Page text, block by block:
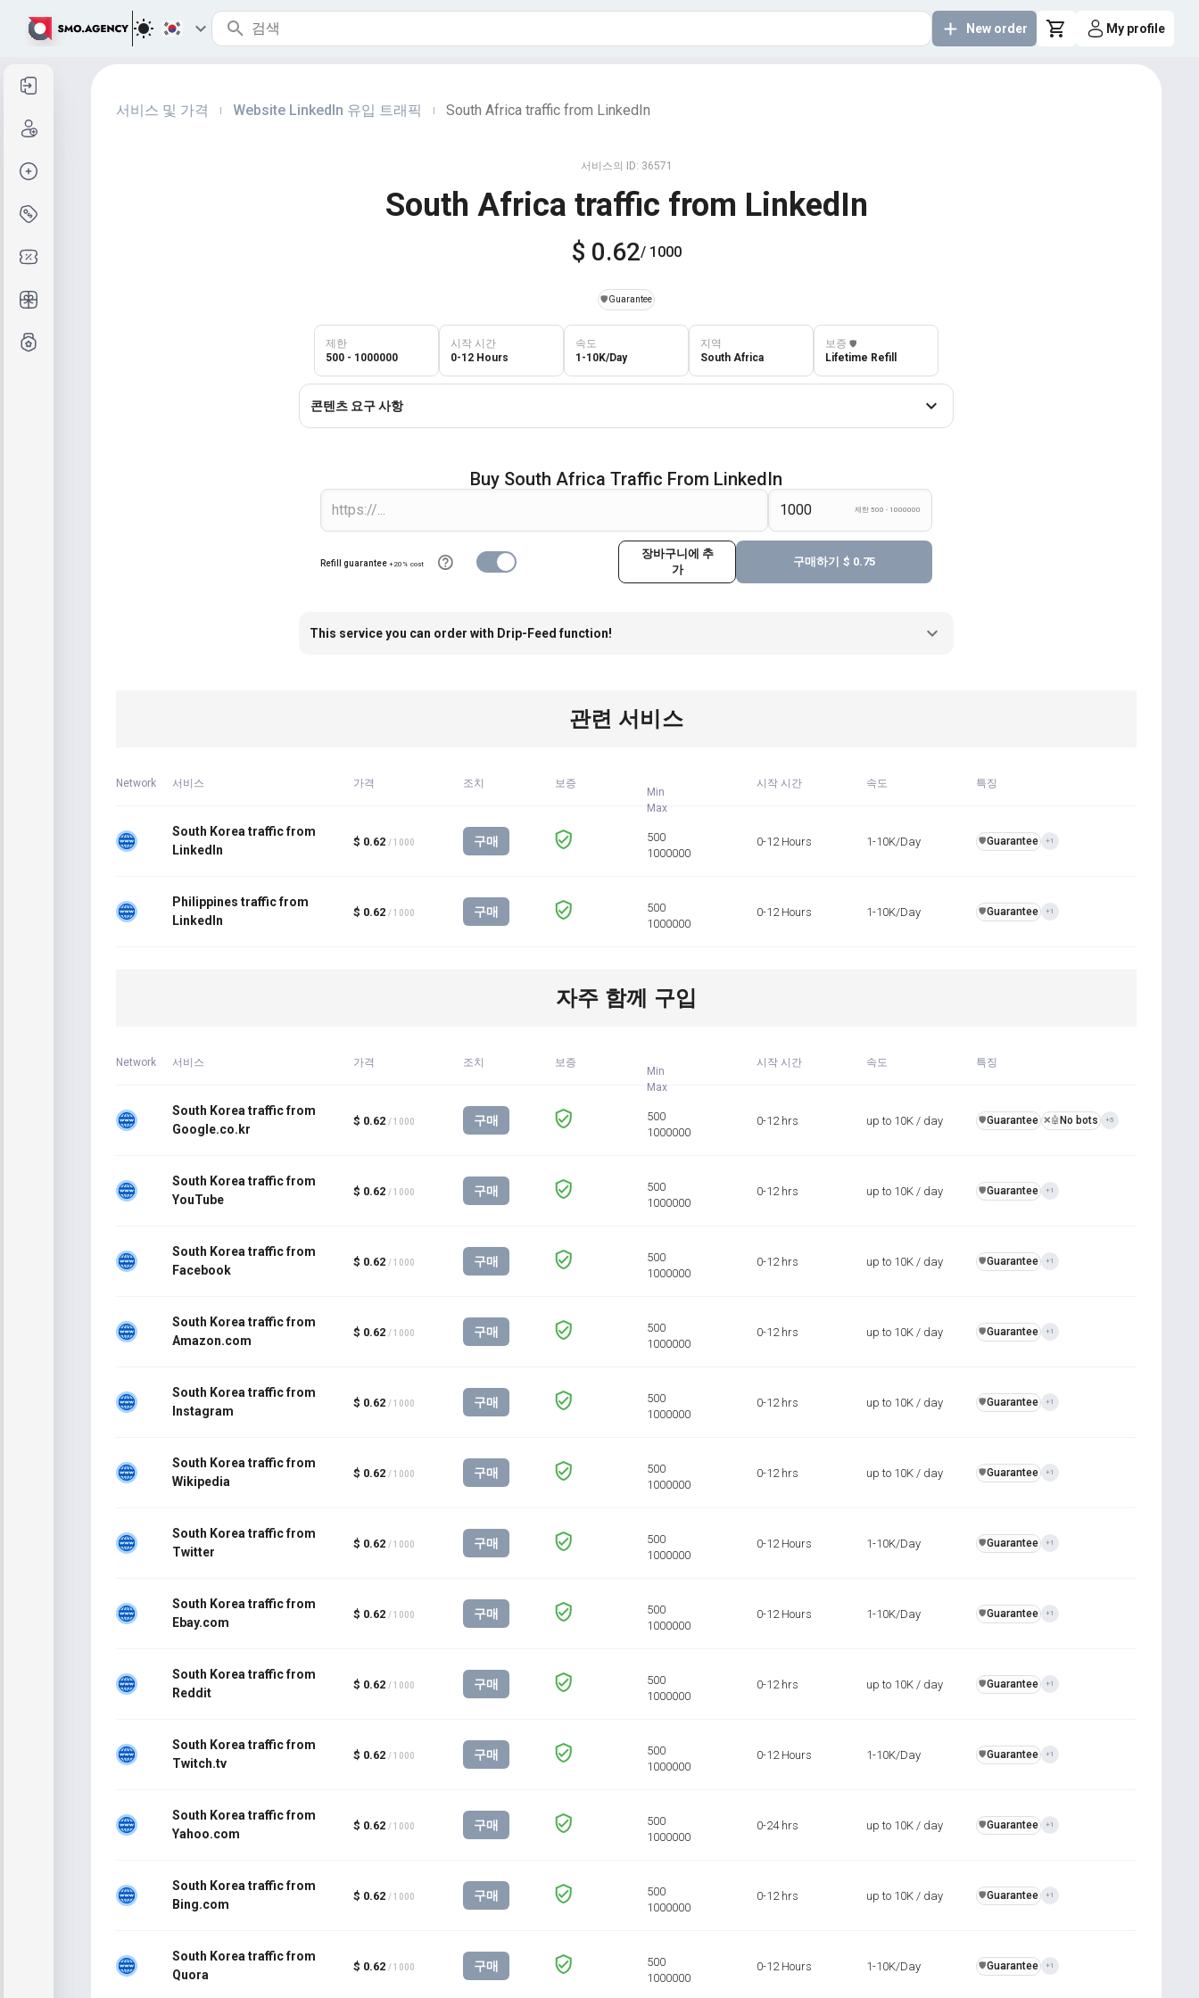
New order My profile
서비스 및 가격 Website LinkedIn 유입 트래픽 South Africa traffic from LinkedIn
서비스의 ID: 36571
South Africa traffic from LinkedIn
$ 0.62/ 1000
️🛡️Guarantee
제한
500 - 1000000
시작 시간
0-12 Hours
속도
1-10K/Day
지역
South Africa
보증 ️🛡️
Lifetime Refill
콘텐츠 요구 사항
Buy South Africa Traffic From LinkedIn
제한 500 - 1000000
Refill guarantee +20% cost
장바구니에 추
가
구매하기 $ 0.75
This service you can order with Drip-Feed function!
관련 서비스
Network 서비스 가격 조치 보증
Min
Max
시작 시간 속도 특징
South Korea traffic from
LinkedIn
$ 0.62 / 1000 구매
500
1000000
0-12 Hours 1-10K/Day ️🛡️Guarantee +1
Philippines traffic from
LinkedIn
$ 0.62 / 1000 구매
500
1000000
0-12 Hours 1-10K/Day ️🛡️Guarantee +1
자주 함께 구입
Network 서비스 가격 조치 보증
Min
Max
시작 시간 속도 특징
South Korea traffic from
Google.co.kr
$ 0.62 / 1000 구매
500
1000000
0-12 hrs up to 10K / day ️🛡️Guarantee ❌🤖 No bots +5
South Korea traffic from
YouTube
$ 0.62 / 1000 구매
500
1000000
0-12 hrs up to 10K / day ️🛡️Guarantee +1
South Korea traffic from
Facebook
$ 0.62 / 1000 구매
500
1000000
0-12 hrs up to 10K / day ️🛡️Guarantee +1
South Korea traffic from
Amazon.com
$ 0.62 / 1000 구매
500
1000000
0-12 hrs up to 10K / day ️🛡️Guarantee +1
South Korea traffic from
Instagram
$ 0.62 / 1000 구매
500
1000000
0-12 hrs up to 10K / day ️🛡️Guarantee +1
South Korea traffic from
Wikipedia
$ 0.62 / 1000 구매
500
1000000
0-12 hrs up to 10K / day ️🛡️Guarantee +1
South Korea traffic from
Twitter
$ 0.62 / 1000 구매
500
1000000
0-12 Hours 1-10K/Day ️🛡️Guarantee +1
South Korea traffic from
Ebay.com
$ 0.62 / 1000 구매
500
1000000
0-12 Hours 1-10K/Day ️🛡️Guarantee +1
South Korea traffic from
Reddit
$ 0.62 / 1000 구매
500
1000000
0-12 hrs up to 10K / day ️🛡️Guarantee +1
South Korea traffic from
Twitch.tv
$ 0.62 / 1000 구매
500
1000000
0-12 Hours 1-10K/Day ️🛡️Guarantee +1
South Korea traffic from
Yahoo.com
$ 0.62 / 1000 구매
500
1000000
0-24 hrs up to 10K / day ️🛡️Guarantee +1
South Korea traffic from
Bing.com
$ 0.62 / 1000 구매
500
1000000
0-12 hrs up to 10K / day ️🛡️Guarantee +1
South Korea traffic from
Quora
$ 0.62 / 1000 구매
500
1000000
0-12 Hours 1-10K/Day ️🛡️Guarantee +1